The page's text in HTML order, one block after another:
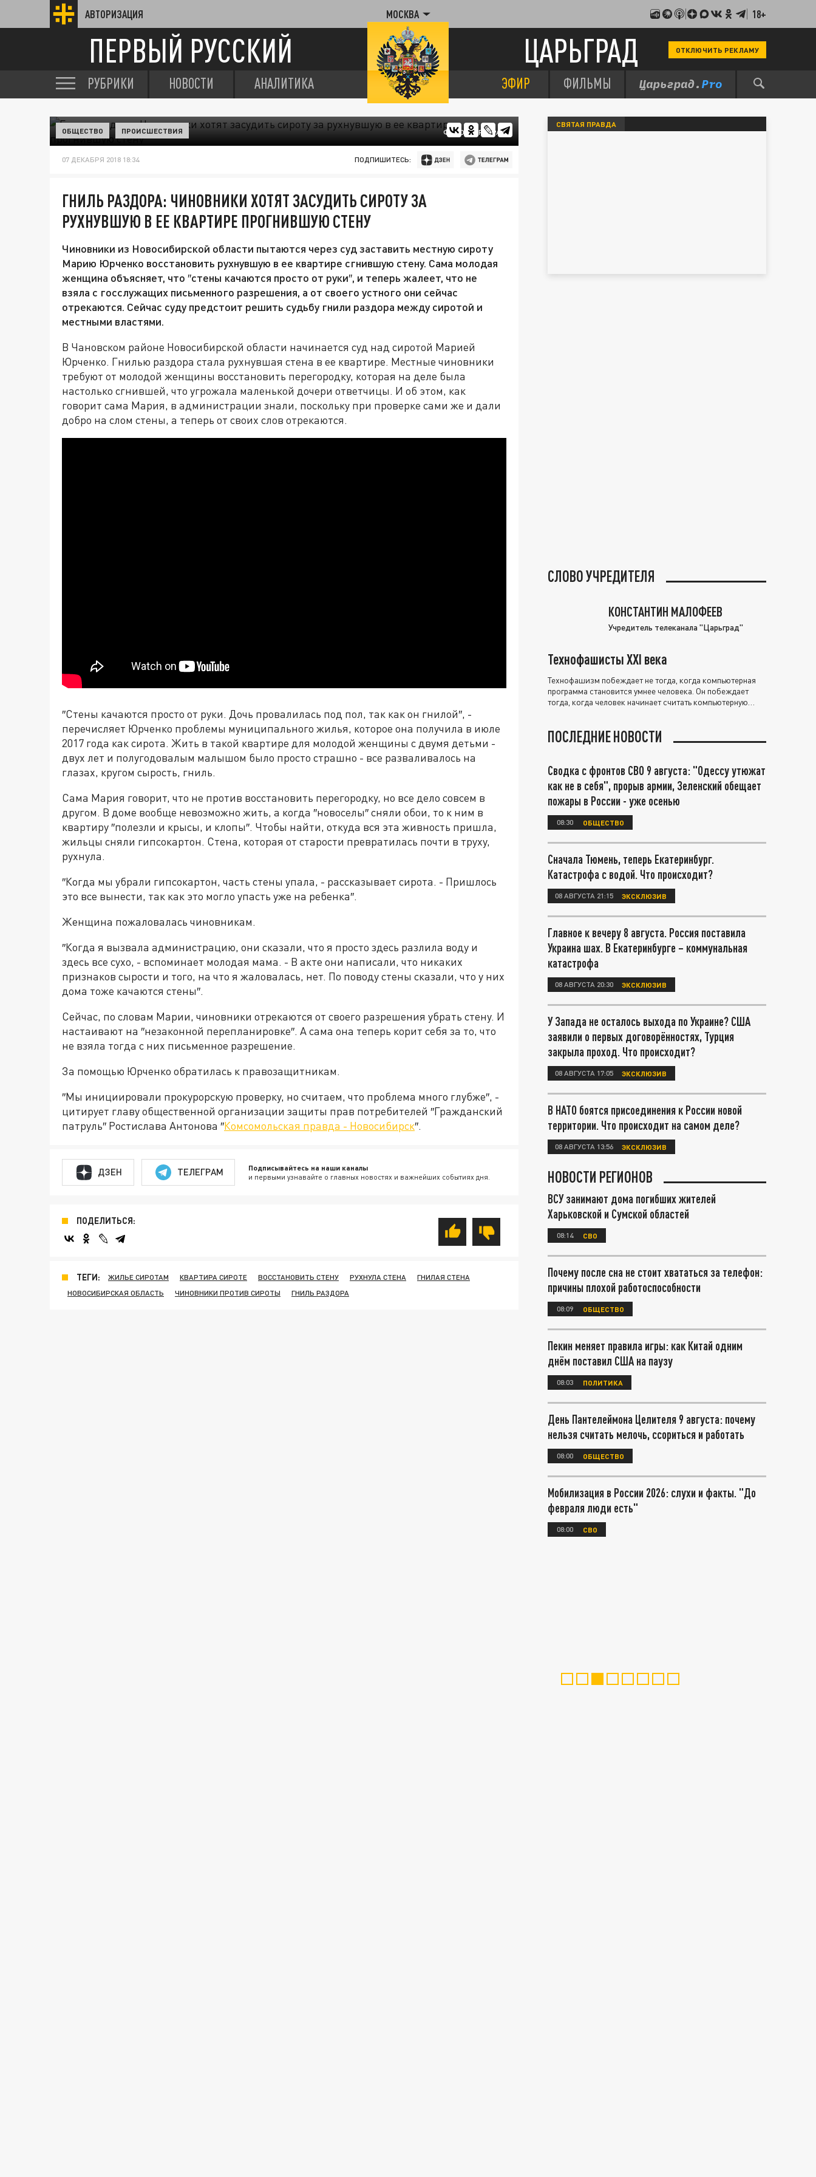
АВТОРИЗАЦИЯ МОСКВА 18+
ПЕРВЫЙ РУССКИЙ ЦАРЬГРАД ОТКЛЮЧИТЬ РЕКЛАМУ
РУБРИКИ НОВОСТИ АНАЛИТИКА ЭФИР ФИЛЬМЫ
ФОТО: ЦАРЬГРАД
ОБЩЕСТВО ПРОИСШЕСТВИЯ
07 ДЕКАБРЯ 2018 18:34 ПОДПИШИТЕСЬ:
ГНИЛЬ РАЗДОРА: ЧИНОВНИКИ ХОТЯТ ЗАСУДИТЬ СИРОТУ ЗА
РУХНУВШУЮ В ЕЕ КВАРТИРЕ ПРОГНИВШУЮ СТЕНУ
Чиновники из Новосибирской области пытаются через суд заставить местную сироту
Марию Юрченко восстановить рухнувшую в ее квартире сгнившую стену. Сама молодая
женщина объясняет, что ″стены качаются просто от руки″, и теперь жалеет, что не
взяла с госслужащих письменного разрешения, а от своего устного они сейчас
отрекаются. Сейчас суду предстоит решить судьбу гнили раздора между сиротой и
местными властями.
В Чановском районе Новосибирской области начинается суд над сиротой Марией
Юрченко. Гнилью раздора стала рухнувшая стена в ее квартире. Местные чиновники
требуют от молодой женщины восстановить перегородку, которая на деле была
настолько сгнившей, что угрожала маленькой дочери ответчицы. И об этом, как
говорит сама Мария, в администрации знали, поскольку при проверке сами же и дали
добро на слом стены, а теперь от своих слов отрекаются.
″Стены качаются просто от руки. Дочь провалилась под пол, так как он гнилой″, -
перечисляет Юрченко проблемы муниципального жилья, которое она получила в июле
2017 года как сирота. Жить в такой квартире для молодой женщины с двумя детьми -
двух лет и полугодовалым малышом было просто страшно - все разваливалось на
глазах, кругом сырость, гниль.
Сама Мария говорит, что не против восстановить перегородку, но все дело совсем в
другом. В доме вообще невозможно жить, а когда ″новоселы″ сняли обои, то к ним в
квартиру ″полезли и крысы, и клопы″. Чтобы найти, откуда вся эта живность пришла,
жильцы сняли гипсокартон. Стена, которая от старости превратилась почти в труху,
рухнула.
″Когда мы убрали гипсокартон, часть стены упала, - рассказывает сирота. - Пришлось
это все вынести, так как это могло упасть уже на ребенка″.
Женщина пожаловалась чиновникам.
″Когда я вызвала администрацию, они сказали, что я просто здесь разлила воду и
здесь все сухо, - вспоминает молодая мама. - В акте они написали, что никаких
признаков сырости и того, на что я жаловалась, нет. По поводу стены сказали, что у них
дома тоже качаются стены″.
Сейчас, по словам Марии, чиновники отрекаются от своего разрешения убрать стену. И
настаивают на ″незаконной перепланировке″. А сама она теперь корит себя за то, что
не взяла тогда с них письменное разрешение.
За помощью Юрченко обратилась к правозащитникам.
″Мы инициировали прокурорскую проверку, но считаем, что проблема много глубже″, -
цитирует главу общественной организации защиты прав потребителей ″Гражданский
патруль″ Ростислава Антонова ″Комсомольская правда - Новосибирск″.
ДЗЕН ТЕЛЕГРАМ Подписывайтесь на наши каналы
и первыми узнавайте о главных новостях и важнейших событиях дня.
ПОДЕЛИТЬСЯ:
ТЕГИ: ЖИЛЬЕ СИРОТАМ КВАРТИРА СИРОТЕ ВОССТАНОВИТЬ СТЕНУ РУХНУЛА СТЕНА
ГНИЛАЯ СТЕНА
НОВОСИБИРСКАЯ ОБЛАСТЬ
ЧИНОВНИКИ ПРОТИВ СИРОТЫ ГНИЛЬ РАЗДОРА
СВЯТАЯ ПРАВДА
СЛОВО УЧРЕДИТЕЛЯ
КОНСТАНТИН МАЛОФЕЕВ
Учредитель телеканала "Царьград"
Технофашисты XXI века
Технофашизм побеждает не тогда, когда компьютерная
программа становится умнее человека. Он побеждает
тогда, когда человек начинает считать компьютерную
ПОСЛЕДНИЕ НОВОСТИ
Сводка с фронтов СВО 9 августа: "Одессу утюжат
как не в себя", прорыв армии, Зеленский обещает
пожары в России - уже осенью
08:30 ОБЩЕСТВО
Сначала Тюмень, теперь Екатеринбург.
Катастрофа с водой. Что происходит?
08 АВГУСТА 21:15 ЭКСКЛЮЗИВ
Главное к вечеру 8 августа. Россия поставила
Украина шах. В Екатеринбурге – коммунальная
катастрофа
08 АВГУСТА 20:30 ЭКСКЛЮЗИВ
У Запада не осталось выхода по Украине? США
заявили о первых договорённостях, Турция
закрыла проход. Что происходит?
08 АВГУСТА 17:05 ЭКСКЛЮЗИВ
В НАТО боятся присоединения к России новой
территории. Что происходит на самом деле?
08 АВГУСТА 13:56 ЭКСКЛЮЗИВ
НОВОСТИ РЕГИОНОВ
ВСУ занимают дома погибших жителей
Харьковской и Сумской областей
08:14 СВО
Почему после сна не стоит хвататься за телефон:
причины плохой работоспособности
08:09 ОБЩЕСТВО
Пекин меняет правила игры: как Китай одним
днём поставил США на паузу
08:03 ПОЛИТИКА
День Пантелеймона Целителя 9 августа: почему
нельзя считать мелочь, ссориться и работать
08:00 ОБЩЕСТВО
Мобилизация в России 2026: слухи и факты. "До
февраля люди есть"
08:00 СВО